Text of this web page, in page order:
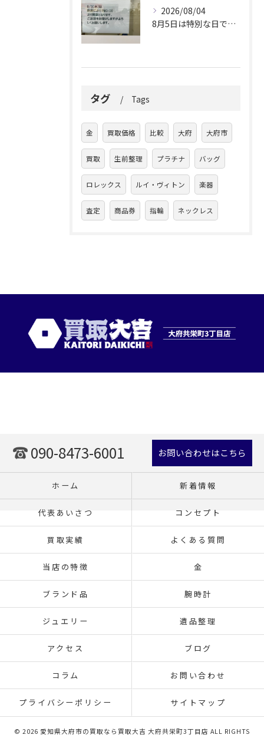
2026/08/04
8月5日は特別な日です。
タグ Tags
金 買取価格 比較 大府 大府市
買取 生前整理 プラチナ バッグ
ロレックス ルイ・ヴィトン 楽器
査定 商品券 指輪 ネックレス
090-8473-6001 お問い合わせはこちら
ホーム 新着情報
代表あいさつ コンセプト
買取実績 よくある質問
当店の特徴 金
ブランド品 腕時計
ジュエリー 遺品整理
アクセス ブログ
コラム お問い合わせ
プライバシーポリシー サイトマップ
© 2026 愛知県大府市の買取なら買取大吉 大府共栄町3丁目店 ALL RIGHTS